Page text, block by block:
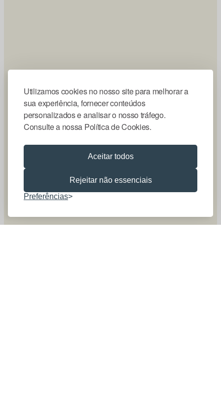
Utilizamos cookies no nosso site para melhorar a
sua experiência, fornecer conteúdos
personalizados e analisar o nosso tráfego.
Consulte a nossa Política de Cookies.
Aceitar todos
Rejeitar não essenciais
Preferências